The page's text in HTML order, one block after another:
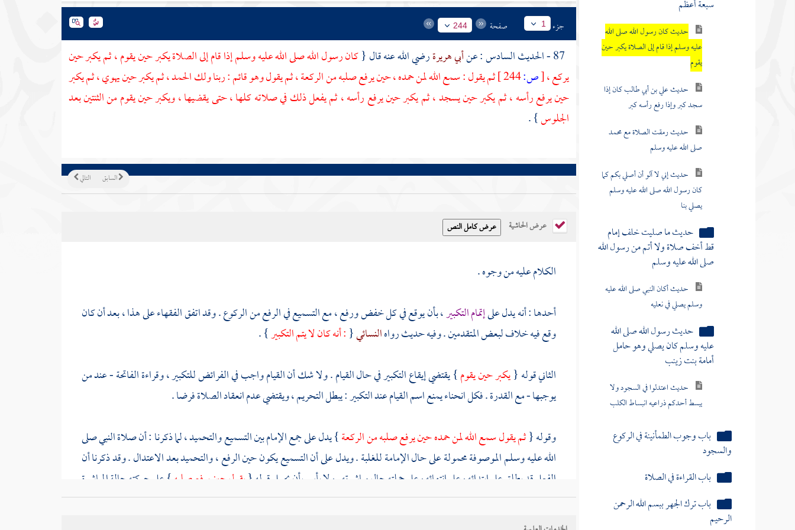
حديث كان رسول الله صلى الله
عليه وسلم إذا قام إلى الصلاة يكبر حين
يقوم
سجد كبر وإذا رفع رأسه كبر
صلى الله عليه وسلم
كان رسول الله صلى الله عليه وسلم
يصلي بنا
قط أخف صلاة ولا أتم من رسول الله
صلى الله عليه وسلم
وسلم يصلي في نعليه
حديث رسول الله صلى الله
عليه وسلم كان يصلي وهو حامل
أمامة بنت زينب
يبسط أحدكم ذراعيه انبساط الكلب
باب وجوب الطمأنينة في الركوع
والسجود
باب ترك الجهر ببسم الله الرحمن
الرحيم
جزء 1 صفحة 244
أبي هريرةرضي الله عنه قال {كان رسول الله صلى الله عليه وسلم إذا قام إلى الصلاة يكبر حين يقوم ، ثم يكبر حين
يركع ،[ص:244 ]
ثم يقول : سمع الله لمن حمده ، حين يرفع صلبه من الركعة ، ثم يقول وهو قائم : ربنا ولك الحمد ، ثم يكبر حين يهوي ، ثم يكبر
حين يرفع رأسه ، ثم يكبر حين يسجد ، ثم يكبر حين يرفع رأسه ، ثم يفعل ذلك في صلاته كلها ، حتى يقضيها ، ويكبر حين يقوم من الثنتين بعد
الجلوس} .
التالي السابق
عرض الحاشية
الكلام عليه من وجوه .
أحدها : أنه يدل علىإتمام التكبير، بأن يوقع في كل خفض ورفع ، مع التسميع في الرفع من الركوع . وقد اتفق الفقهاء على هذا ، بعد أن كان
وقع فيه خلاف لبعض المتقدمين . وفيه حديث رواهالنسائي{: أنه كان لا يتم التكبير} .
الثاني قوله {يكبر حين يقوم} يقتضي إيقاع التكبير في حال القيام . ولا شك أن القيام واجب في الفرائض للتكبير ، وقراءة الفاتحة - عند من
يوجبها - مع القدرة . فكل انحناء يمنع اسم القيام عند التكبير : يبطل التحريم ، ويقتضي عدم انعقاد الصلاة فرضا .
وقوله {ثم يقول سمع الله لمن حمده حين يرفع صلبه من الركعة} يدل على جمع الإمام بين التسميع والتحميد ، لما ذكرنا : أن صلاة النبي صلى
الله عليه وسلم الموصوفة محمولة على حال الإمامة للغلبة . ويدل على أن التسميع يكون حين الرفع ، والتحميد بعد الاعتدال . وقد ذكرنا أن
الفعل قد يطلق على ابتدائه وعلى انتهائه وعلى جملته حال مباشرته . ولا بأس بأن يحمل قوله {يقول حين يرفع صلبه} على حركته حالة المباشرة
. ليكون الفعل مستصحبا في جميعه للذكر .